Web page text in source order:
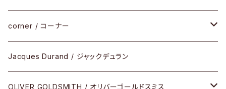
サングラス
アパレル
その他
CELLULOID（CRAFTSMAN EDITION）
SHINBARI（CRAFTSMAN EDITION）
URUSHI（CRAFTSMAN EDITION）
corner / コーナー
リサーチシリーズ
サブリメイションシリーズ
Jacques Durand / ジャックデュラン
OLIVER GOLDSMITH / オリバーゴールドスミス